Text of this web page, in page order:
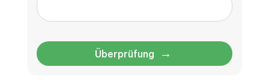
Überprüfung →